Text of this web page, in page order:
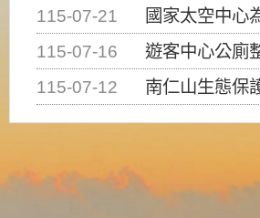
115-07-21
國家太空中心為辦理2026台灣盃火箭競賽，陸、海、
115-07-16
遊客中心公廁
115-07-12
南仁山生態保護區步道已完成修復，自115年7月13日（星